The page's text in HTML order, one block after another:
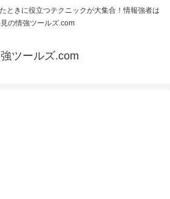
ときに役立つテクニックが大集合！情報強者は
の情強ツールズ.com
ツールズ.com